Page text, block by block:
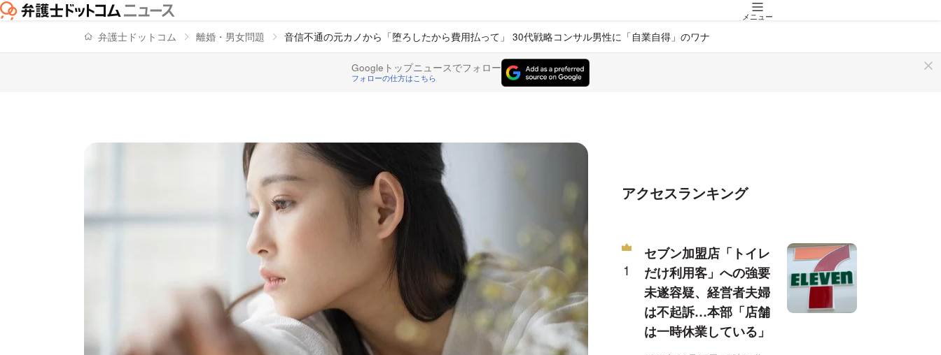
メニュー
弁護士ドットコム 離婚・男女問題 音信不通の元カノから「堕ろしたから費用払って」 30代戦略コンサル男性に「自業自得」のワナ
Googleトップニュースでフォロー
フォローの仕方はこちら
アクセスランキング
セブン加盟店「トイレ
だけ利用客」への強要
未遂容疑、経営者夫婦
は不起訴…本部「店舗
は一時休業している」